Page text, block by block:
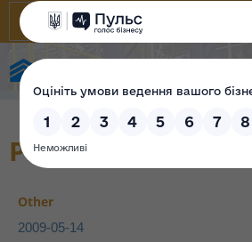
Projects
Other
2009-05-14